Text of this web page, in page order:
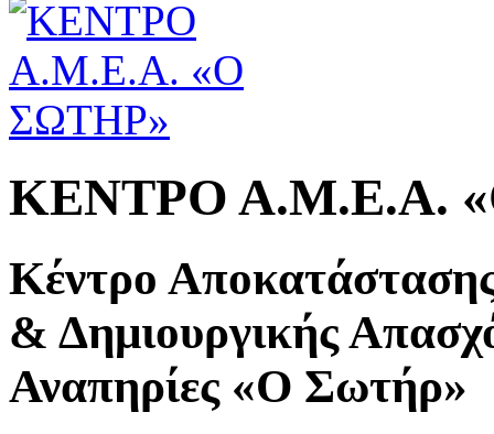
ΚΕΝΤΡΟ Α.Μ.Ε.Α.
Κέντρο
& Δημιουργικής
Αναπηρίες «Ο Σωτήρ»